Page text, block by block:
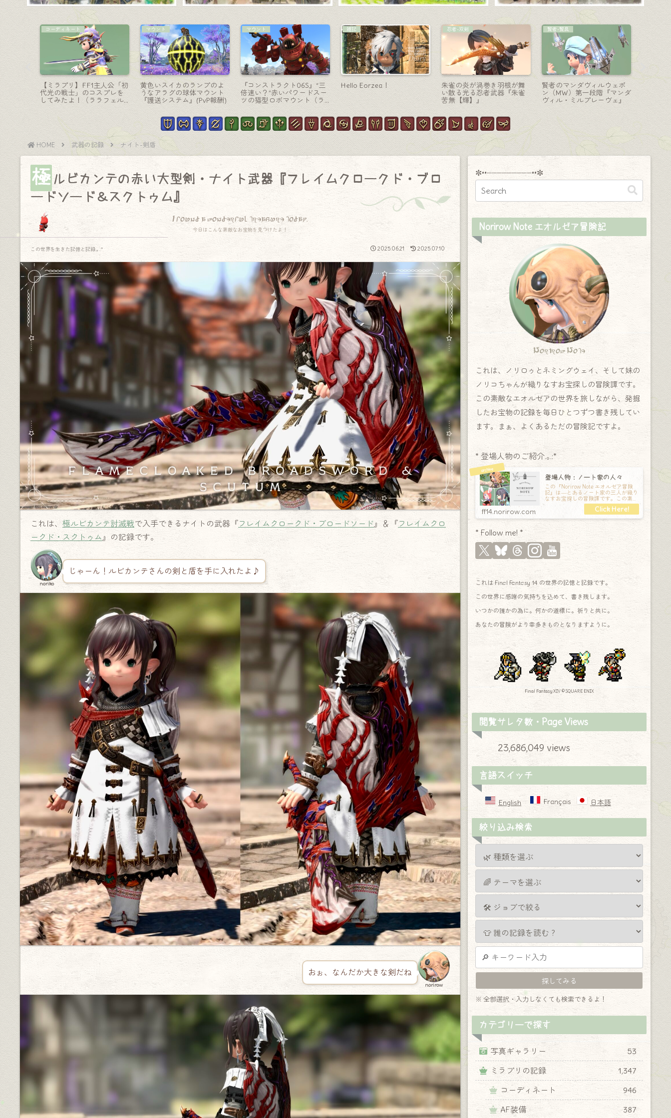
踊り子-投擲
シルバーアクセサリーのよ
うな踊り子武器・ヒュペル
ボレア造物院『キティセオ
ス・チャクラム』
赤魔道士-細剣
炎の羽根が舞い散る東洋風
レイピア・赤魔道士武器
『朱雀細剣【輝】』
マウント
アンティークで可愛い水色
の飛空艇マウント『古式魔
道船』-クレセンントアイル
（ララフェルVer.）
侍-刀
虹とシャボン泡と蝶が舞い
３色に光る侍のティターニ
ピクトマンサー-筆
赤い薔薇の可愛いゴスロリ
筆・ピクトマンサー武器
『ヘルハウンドラウンドブ
ラシ』
コーディネート
【ミラプリ】とってもあっ
たかくて可愛らしいエスキ
モー服『ハイランド』シリ
ーズ（ララフェルVer.）
最初か
HOME 武器の記録 ナイト-剣盾
極ルビカンテの赤い大型剣・ナイト武器『フレイムクロークド・ブロ
ードソード＆スクトゥム』
I found a wonderful treasure today.
今日はこんな素敵なお宝物を見つけたよ！
2025.06.21 2025.07.10
この世界を生きた記憶と記録.｡.:*
これは、 極ルビカンテ討滅戦で入手できるナイトの武器『フレイムクロークド・ブロードソード 』＆『フレイムクロ
ークド・スクトゥム 』の記録です。
noriko
じゃーん！ルビカンテさんの剣と盾を手に入れたよ♪
おぉ、なんだか大きな剣だね
norirow
✼••┈┈┈┈┈┈┈┈┈••✼
Norirow Note エオルゼア冒険記
Norirow Note
これは、ノリロゥとネミングウェイ、そして妹の
ノリコちゃんが織りなすお宝探しの冒険譚です。
この素敵なエオルゼアの世界を旅しながら、発掘
したお宝物の記録を毎日ひとつずつ書き残してい
ます。まぁ、よくあるただの冒険記ですよ。
* 登場人物のご紹介.｡.:*
登場人物：ノート家の人々
この『Norirow Note エオルゼア冒険
記』は―とあるノート家の三人が織り
なすお宝探しの冒険譚です。この素敵
な Final Fantasy XIV の世界を旅しな
ff14.norirow.com
* Follow me! *
これは Final Fantasy 14 の世界の記憶と記録です。
この世界に感謝の気持ちを込めて、書き残します。
いつかの誰かの為に。何かの道標に。祈りと共に。
あなたの冒険がより幸多きものとなりますように。
Final Fantasy XIV © SQUARE ENIX
閲覧サレタ数・Page Views
23,686,049 views
言語スイッチ
English Français 日本語
絞り込み検索
※ 全部選択・入力しなくても検索できるよ！
カテゴリーで探す
写真ギャラリー
53
ミラプリの記録
1,347
コーディネート
946
AF装備
387